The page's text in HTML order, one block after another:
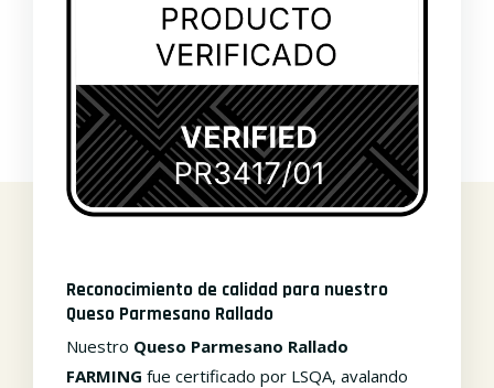
Reconocimiento de calidad para nuestro
Queso Parmesano Rallado
Nuestro Queso Parmesano Rallado
FARMING fue certificado por LSQA, avalando